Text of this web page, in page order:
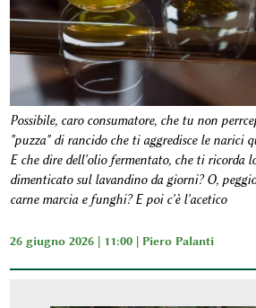
Possibile, caro consumatore, che tu non
"puzza" di rancido che ti aggredisce le narici
E che dire dell'olio fermentato, che ti ricorda
dimenticato sul lavandino da giorni? O,
carne marcia e funghi? E poi c'è l'acetico
26 giugno 2026 | 11:00 | Piero Palanti